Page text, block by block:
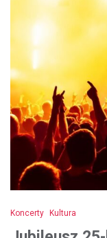
Koncerty Kultura